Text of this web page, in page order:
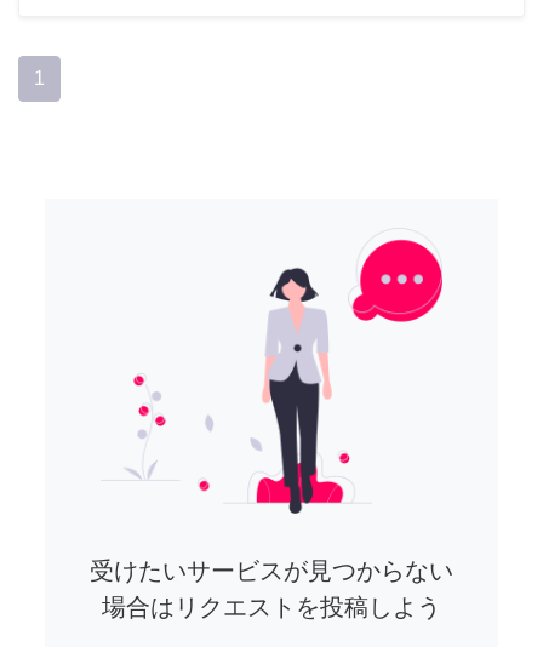
1
受けたいサービスが見つからない
場合はリクエストを投稿しよう